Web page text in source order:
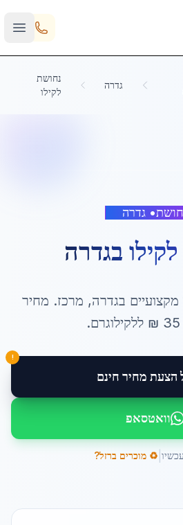
גדרה
נחושת
לקילו
•גדרה
בגדרה
מקצועיים בגדרה, מרכז. מחיר
35 ₪ ללקילוגרם.
הצעת מחיר חינם
!
וואטסאפ
♻️ מוכרים ברזל?